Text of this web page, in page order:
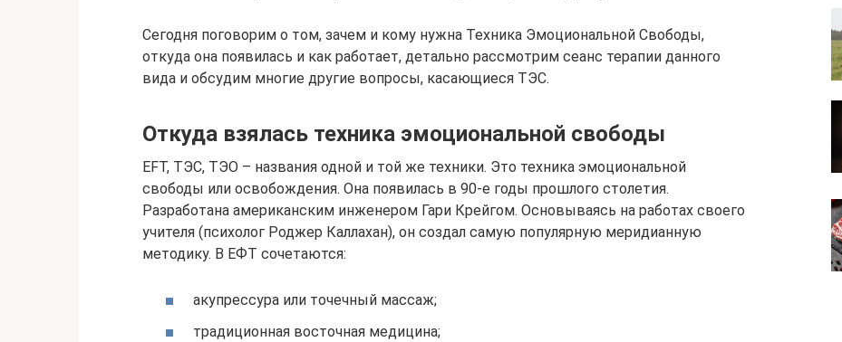
Сегодня поговорим о том, зачем и кому нужна Техника Эмоциональной Свободы,
откуда она появилась и как работает, детально рассмотрим сеанс терапии данного
вида и обсудим многие другие вопросы, касающиеся ТЭС.
Откуда взялась техника эмоциональной свободы
EFT, ТЭС, ТЭО – названия одной и той же техники. Это техника эмоциональной
свободы или освобождения. Она появилась в 90-е годы прошлого столетия.
Разработана американским инженером Гари Крейгом. Основываясь на работах своего
учителя (психолог Роджер Каллахан), он создал самую популярную меридианную
методику. В ЕФТ сочетаются:
акупрессура или точечный массаж;
традиционная восточная медицина;